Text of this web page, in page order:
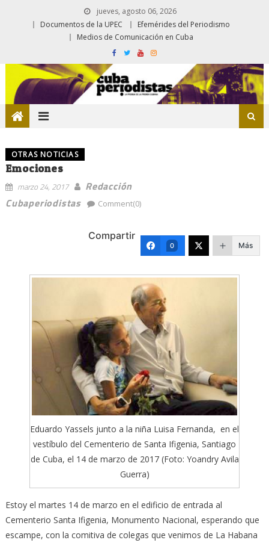
jueves, agosto 06, 2026
Documentos de la UPEC
Efemérides del Periodismo
Medios de Comunicación en Cuba
OTRAS NOTICIAS
Emociones
marzo 24, 2017
Redacción
Cubaperiodistas
Comment(0)
Compartir
0 Más
Eduardo Yassels junto a la niña Luisa Fernanda, en el
vestíbulo del Cementerio de Santa Ifigenia, Santiago
de Cuba, el 14 de marzo de 2017 (Foto: Yoandry Avila
Guerra)
Estoy el martes 14 de marzo en el edificio de entrada al
Cementerio Santa Ifigenia, Monumento Nacional, esperando que
escampe, con la comitiva de colegas que venimos de La Habana